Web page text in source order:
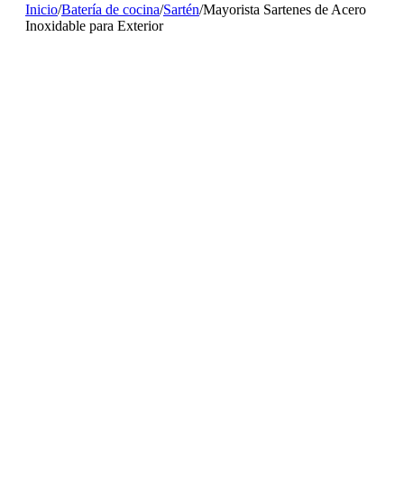
FR
Inicio/Batería de cocina/Sartén/Mayorista Sartenes de Acero
Inoxidable para Exterior